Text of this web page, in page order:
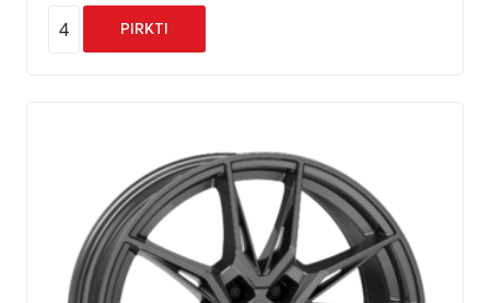
4 PIRKTI